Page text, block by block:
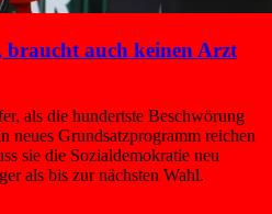
braucht auch keinen Arzt
als die hundertste Beschwörung
neues Grundsatzprogramm reichen
sie die Sozialdemokratie neu
als bis zur nächsten Wahl.